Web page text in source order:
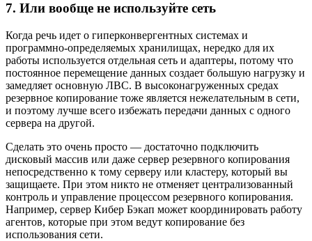
7. Или вообще не используйте сеть
Когда речь идет о гиперконвергентных системах и
программно-определяемых хранилищах, нередко для их
работы используется отдельная сеть и адаптеры, потому что
постоянное перемещение данных создает большую нагрузку и
замедляет основную ЛВС. В высоконагруженных средах
резервное копирование тоже является нежелательным в сети,
и поэтому лучше всего избежать передачи данных с одного
сервера на другой.
Сделать это очень просто — достаточно подключить
дисковый массив или даже сервер резервного копирования
непосредственно к тому серверу или кластеру, который вы
защищаете. При этом никто не отменяет централизованный
контроль и управление процессом резервного копирования.
Например, сервер Кибер Бэкап может координировать работу
агентов, которые при этом ведут копирование без
использования сети.